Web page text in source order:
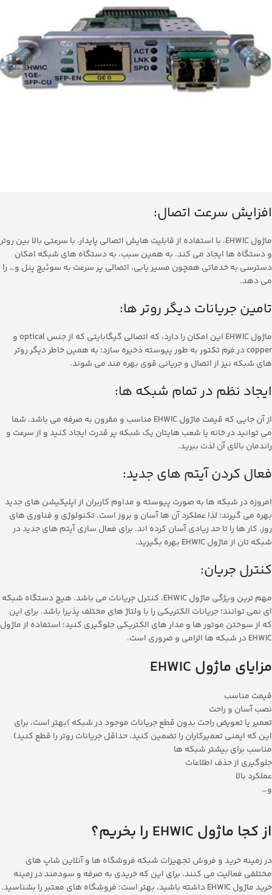
افزایش سرعت اتصال:
ماژول EHWIC، با استفاده از قابلیت هایش اتصالی پایدار، با سرعتی بالا بین روتر
و دستگاه ها ایجاد می کند. به همین سبب، به دستگاه های شبکه امکان
دسترسی به خدماتی همچون مسیر یابی، اتصالی پر سرعت به سوئیچ پنل و… را
می دهد.
تامین جریانات دیگر روتر ها:
ماژول EHWIC این امکان را دارد، که اتصالی گیگابایتی که از جنس optical و
copper در فرم تکتور به طور پیوسته ذخیره سازد؛ به همین خاطر دیگر روتر
های شبکه نیز از اتصال و جریانی قوی بهره مند می شوند.
ایجاد نظم در تمام شبکه ها:
از آن جایی که قیمت ماژول EHWIC مناسب و مقرون به صرفه می باشد. شما
می توانید در خانه یا شعب هایتان یک شبکه پر قدرت ایجاد کنید و از سرعت و
راندمان بالای آن لذت ببرید.
فعال کردن آیتم های جدید:
امروزه در شبکه ها به صورت پیوسته و مداوم کاربران از اپلیکیشن های جدید
بهره می گیرند؛ لذا عملکرد آن ها آسان و بروز است. تکنولوژی و فناوری های
روز، کار ها را تا حد زیادی آسان کرده اند. برای فعال سازی آیتم های جدید در
شبکه تان از ماژول EHWIC بهره بگیرید.
کنترل جریان:
مهم ترین ویژگی ماژول EHWIC، کنترل جریانات می باشد. هیچ دستگاه شبکه
ای نمی توانند؛ جریانات الکتریکی را با ولتاژ های مختلف پذیرا باشد. برای این
که از سوختن موتور ها و مدار های الکتریکی جلوگیری کنید؛ استفاده از ماژول
EHWIC در شبکه ها الزامی و ضروری است.
مزایای ماژول EHWIC
قیمت مناسب
نصب آسان و راحت
تعمیر یا تعویض راحت بدون قطع جریانات موجود در شبکه )بهتر است، برای
این که ایمنی تعمیرکاران را تضمین کنید، حداقل جریانات روتر را قطع کنید)
مناسب برای بیشتر شبکه ها
جلوگیری از حذف اطلاعات
عملکرد بالا
و…
ازکجا ماژول EHWIC را بخریم؟
در زمینه خرید و فروش تجهیزات شبکه فروشگاه ها و آنلاین شاپ های
مختلفی فعالیت می کنند. برای این که خریدی به صرفه و سودمند در زمینه
خرید ماژول EHWIC داشته باشید، بهتر است؛ فروشگاه های معتبر را بشناسید.